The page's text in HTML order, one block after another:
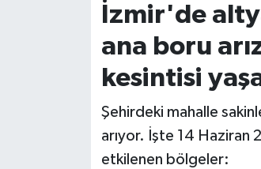
İzmir'de
ana boru
kesintisi
Şehirdeki mahalle
arıyor. İşte 14 Haziran
etkilenen bölgeler:
KENT GÜNDEMİ
KÜLTÜR-SANAT